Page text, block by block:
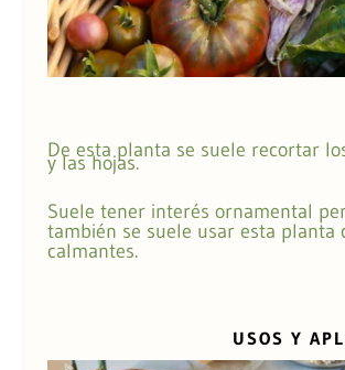
De esta planta se suele recortar
y las hojas.
Suele tener interés ornamental
también se suele usar esta planta
calmantes.
USOS Y